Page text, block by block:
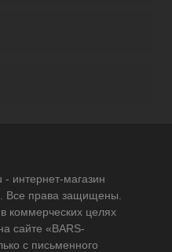
интернет-магазин
Все права защищены.
коммерческих целях
сайте «BARS-
с письменного